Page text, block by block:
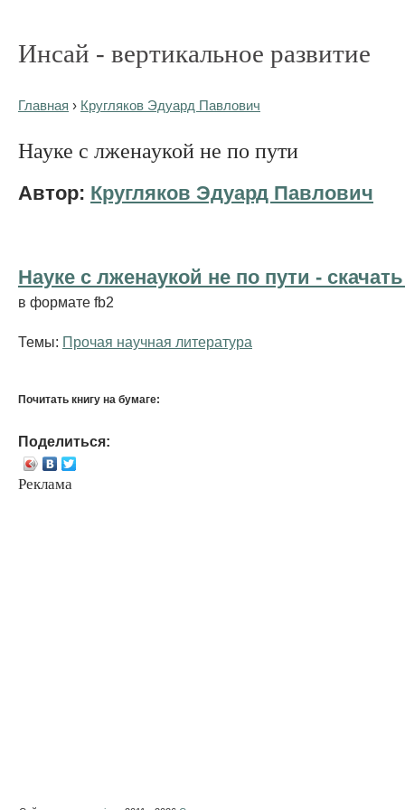
Инсай - вертикальное развитие
Главная › Кругляков Эдуард Павлович
Науке с лженаукой не по пути
Автор: Кругляков Эдуард Павлович
Науке с лженаукой не по пути -
в формате fb2
Темы: Прочая научная литература
Почитать книгу на бумаге:
Поделиться:
Реклама